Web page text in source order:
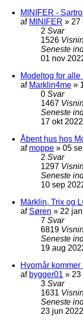
MINIFER -
af MINIFER » 27
2 Svar
1526
Seneste
01 nov
Modeltog for alle
af Marklin4me »
0 Svar
1467
Seneste
17 okt
Åbent hus hos
af moppe » 05
2 Svar
1297
Seneste
10 sep
Märklin, Trix og
af Søren » 22
7 Svar
6819
Seneste
19 aug
Hvornår
af bygger01 » 23
3 Svar
1631
Seneste
23 jun